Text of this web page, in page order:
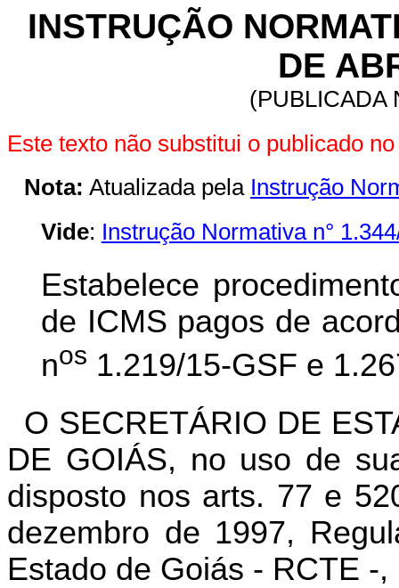
INSTRUÇÃO
DE
(PUBLICADA
Este texto não substitui o publicado
Nota: Atualizada pela Instrução
Vide: Instrução Normativa n°
Estabelece
de ICMS pagos de
nos 1.219/15-GSF e
O SECRETÁRIO DE
DE GOIÁS, no uso de
disposto nos arts. 77 e
dezembro de 1997,
Estado de Goiás - RCTE -